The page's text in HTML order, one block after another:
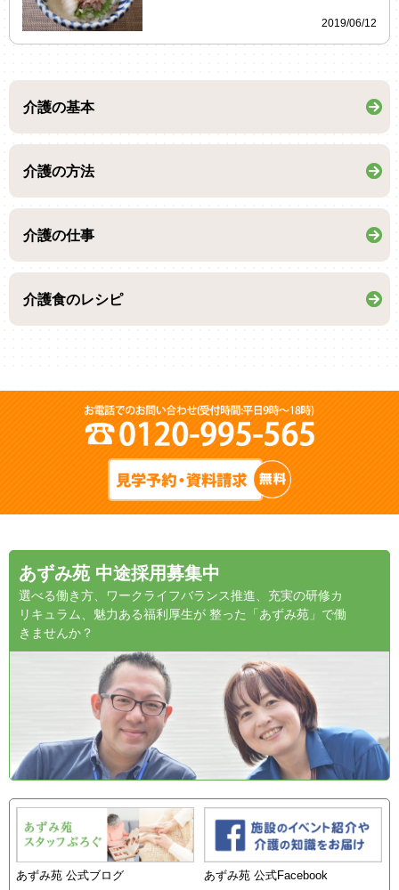
2019/06/12
介護の基本
介護の方法
介護の仕事
介護食のレシピ
あずみ苑 中途採用募集中
選べる働き方、ワークライフバランス推進、充実の研修カ
リキュラム、魅力ある福利厚生が 整った「あずみ苑」で働
きませんか？
あずみ苑 公式ブログ あずみ苑 公式Facebook